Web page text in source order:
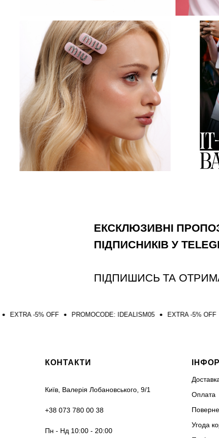
ЕКСКЛЮЗИВНІ
ПІДПИСНИКІВ У
ПІДПИШИСЬ ТА
OFF PROMOCODE: IDEALISM05 EXTRA -5% OFF
КОНТАКТИ
Київ, Валерія Лобановського, 9/1
+38 073 780 00 38
Пн - Нд 10:00 - 20:00
Оплата
Угода